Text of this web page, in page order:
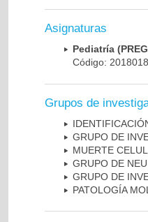
Asignaturas
Pediatría
Código:
Grupos de
GRUPO DE
MUERTE
GRUPO DE
GRUPO DE
PATOLOGÍA